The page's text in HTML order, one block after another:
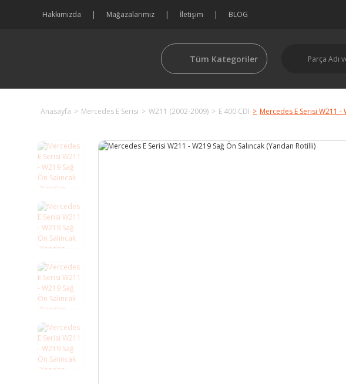
Hakkımızda Mağazalarımız İletişim BLOG
Tüm Kategoriler
Anasayfa Mercedes E Serisi W211 (2002-2009) E 400 CDI Mercedes E Serisi W211 -